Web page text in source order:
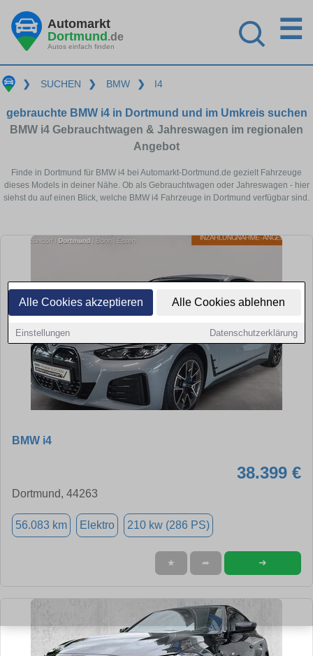
Alle Cookies akzeptieren Alle Cookies ablehnen
Einstellungen Datenschutzerklärung
Automarkt
Dortmund.de
Autos einfach finden
☰
❯ SUCHEN ❯ BMW ❯ I4
gebrauchte BMW i4 in Dortmund und im Umkreis suchen
BMW i4 Gebrauchtwagen & Jahreswagen im regionalen
Angebot
Finde in Dortmund für BMW i4 bei Automarkt-Dortmund.de gezielt Fahrzeuge
dieses Models in deiner Nähe. Ob als Gebrauchtwagen oder Jahreswagen - hier
siehst du auf einen Blick, welche BMW i4 Fahrzeuge in Dortmund verfügbar sind.
BMW i4
38.399 €
Dortmund, 44263
56.083 km Elektro 210 kw (286 PS)
★ ➦ ➜